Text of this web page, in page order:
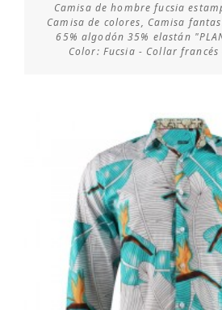
Consultar
Camisa de hombre fucsia
Camisa de colores, Camisa
65% algodón 35% elastán
Color: Fucsia - Collar francés